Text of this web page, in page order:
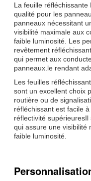
La feuille
qualité pour les
panneaux nécessitant
visibilité maximale aux
faible luminosité. Les
revêtement
qui permet aux
panneaux.le rendant
Les feuilles
sont un excellent choix
routière ou de
réfléchissant est facile
réflectivité
qui assure une visibilité
faible luminosité.